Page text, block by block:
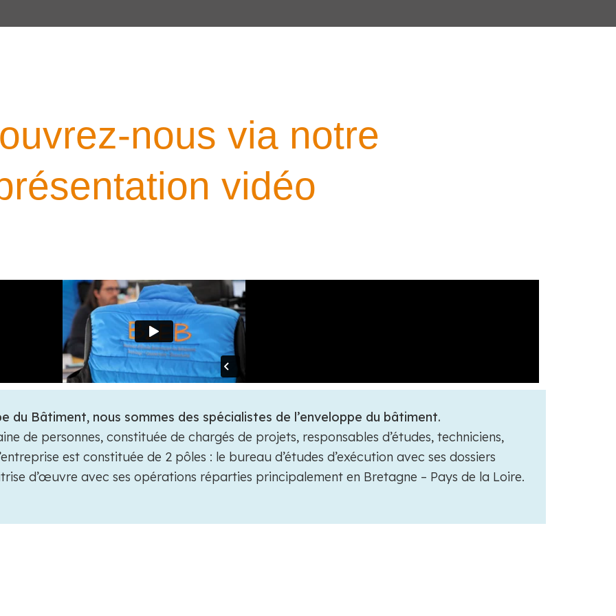
nous via notre
vidéo
du Bâtiment, nous sommes des spécialistes de l’enveloppe du bâtiment.
de personnes, constituée de chargés de projets, responsables d’études, techniciens,
est constituée de 2 pôles : le bureau d’études d’exécution avec ses dossiers
d’œuvre avec ses opérations réparties principalement en Bretagne – Pays de la Loire.